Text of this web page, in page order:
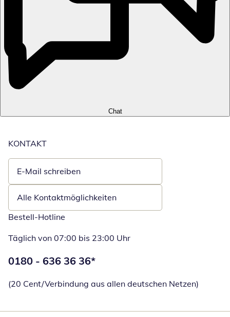
Chat
KONTAKT
E-Mail schreiben
Öffnet E-Mail-Client
Alle Kontaktmöglichkeiten
Bestell-Hotline
Täglich von 07:00 bis 23:00 Uhr
Telefonnummer:
0180 - 636 36 36*
(20 Cent/Verbindung aus allen deutschen Netzen)